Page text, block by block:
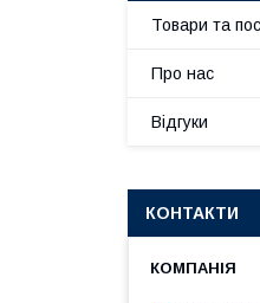
Товари та
Про нас
Відгуки
КОНТАКТИ